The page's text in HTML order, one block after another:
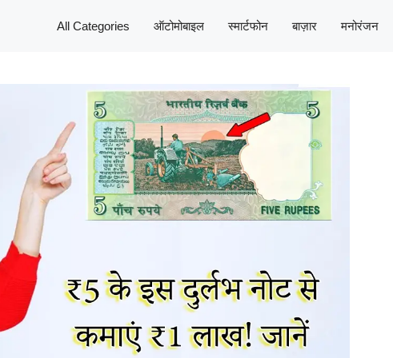
All Categories ऑटोमोबाइल स्मार्टफोन बाज़ार मनोरंजन